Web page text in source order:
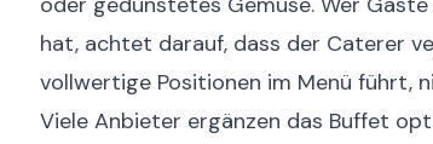
hat, achtet darauf, dass der Caterer
vollwertige Positionen im Menü führt,
Viele Anbieter ergänzen das Buffet